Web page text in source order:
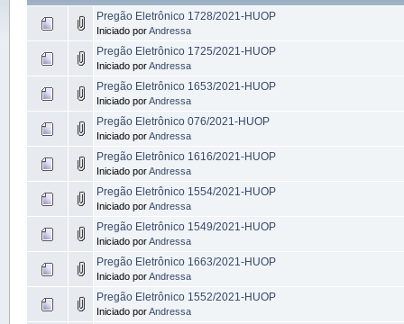
Pregão Eletrônico 1728/2021-HUOP
Iniciado porAndressa
Pregão Eletrônico 1725/2021-HUOP
Iniciado porAndressa
Pregão Eletrônico 1653/2021-HUOP
Iniciado porAndressa
Pregão Eletrônico 076/2021-HUOP
Iniciado porAndressa
Pregão Eletrônico 1616/2021-HUOP
Iniciado porAndressa
Pregão Eletrônico 1554/2021-HUOP
Iniciado porAndressa
Pregão Eletrônico 1549/2021-HUOP
Iniciado porAndressa
Pregão Eletrônico 1663/2021-HUOP
Iniciado porAndressa
Pregão Eletrônico 1552/2021-HUOP
Iniciado porAndressa